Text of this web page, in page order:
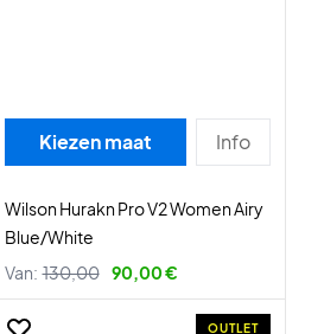
Kiezen maat Info
Wilson Hurakn Pro V2 Women Airy
Blue/White
Van: 130,00 90,00 €
OUTLET